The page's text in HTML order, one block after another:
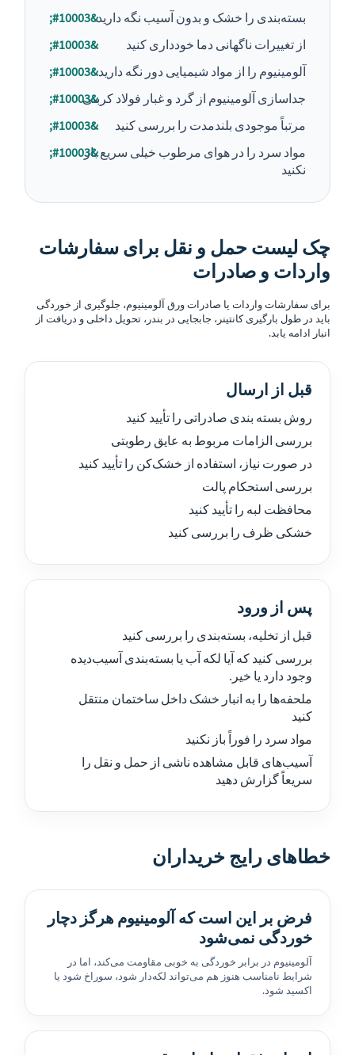
بسته‌بندی را خشک و بدون آسیب نگه دارید
از تغییرات ناگهانی دما خودداری کنید
آلومینیوم را از مواد شیمیایی دور نگه دارید
جداسازی آلومینیوم از گرد و غبار فولاد کربنی
مرتباً موجودی بلندمدت را بررسی کنید
مواد سرد را در هوای مرطوب خیلی سریع باز
نکنید
چک لیست حمل و نقل برای سفارشات
واردات و صادرات
برای سفارشات واردات یا صادرات ورق آلومینیوم، جلوگیری از خوردگی
باید در طول بارگیری کانتینر، جابجایی در بندر، تحویل داخلی و دریافت از
انبار ادامه یابد.
قبل از ارسال
روش بسته بندی صادراتی را تأیید کنید
بررسی الزامات مربوط به عایق رطوبتی
در صورت نیاز، استفاده از خشک‌کن را تأیید کنید
بررسی استحکام پالت
محافظت لبه را تأیید کنید
خشکی ظرف را بررسی کنید
پس از ورود
قبل از تخلیه، بسته‌بندی را بررسی کنید
بررسی کنید که آیا لکه آب یا بسته‌بندی آسیب‌دیده
وجود دارد یا خیر.
ملحفه‌ها را به انبار خشک داخل ساختمان منتقل
کنید
مواد سرد را فوراً باز نکنید
آسیب‌های قابل مشاهده ناشی از حمل و نقل را
سریعاً گزارش دهید
خطاهای رایج خریداران
فرض بر این است که آلومینیوم هرگز دچار
خوردگی نمی‌شود
آلومینیوم در برابر خوردگی به خوبی مقاومت می‌کند، اما در
شرایط نامناسب هنوز هم می‌تواند لکه‌دار شود، سوراخ شود یا
اکسید شود.